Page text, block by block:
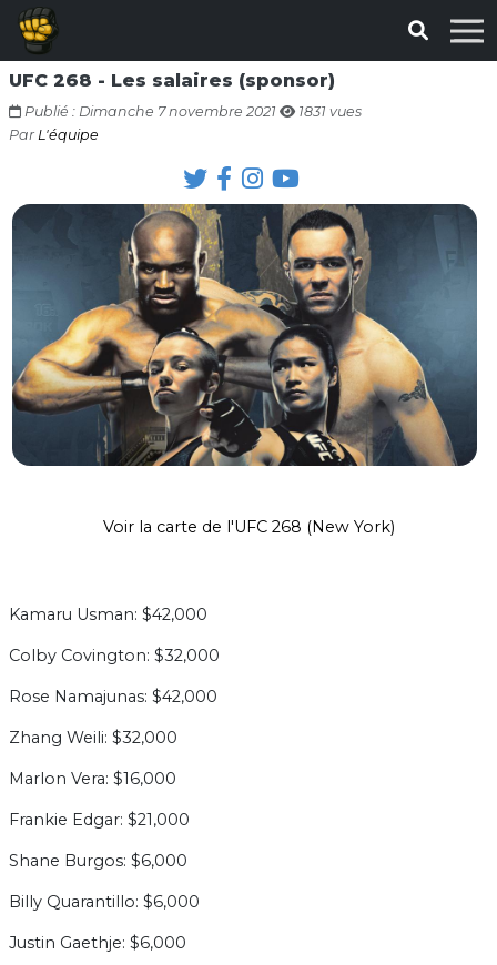
UFC 268 - Les salaires (sponsor)
Publié : Dimanche 7 novembre 2021
1831 vues
Par L'équipe
Voir la carte de l'UFC 268 (New York)
Kamaru Usman: $42,000
Colby Covington: $32,000
Rose Namajunas: $42,000
Zhang Weili: $32,000
Marlon Vera: $16,000
Frankie Edgar: $21,000
Shane Burgos: $6,000
Billy Quarantillo: $6,000
Justin Gaethje: $6,000